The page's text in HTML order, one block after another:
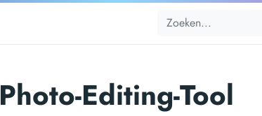
Photo-Editing-Tool